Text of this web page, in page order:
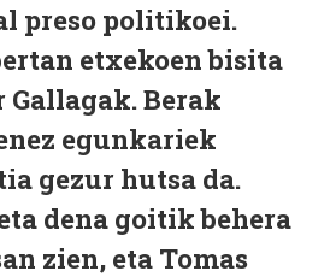
preso politikoei.
etxekoen bisita
Berak
egunkariek
gezur hutsa da.
dena goitik behera
zien, eta Tomas